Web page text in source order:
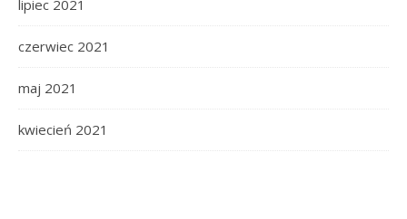
lipiec 2021
czerwiec 2021
maj 2021
kwiecień 2021